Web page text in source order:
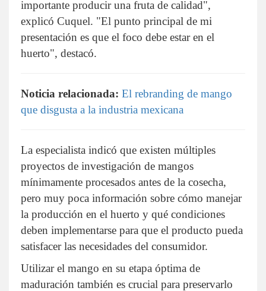
importante producir una fruta de calidad",
explicó Cuquel. "El punto principal de mi
presentación es que el foco debe estar en el
huerto", destacó.
Noticia relacionada: El rebranding de mango
que disgusta a la industria mexicana
La especialista indicó que existen múltiples
proyectos de investigación de mangos
mínimamente procesados antes de la cosecha,
pero muy poca información sobre cómo manejar
la producción en el huerto y qué condiciones
deben implementarse para que el producto pueda
satisfacer las necesidades del consumidor.
Utilizar el mango en su etapa óptima de
maduración también es crucial para preservarlo